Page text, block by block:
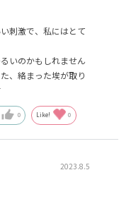
刺激で、私にはとて
いのかもしれません
、絡まった埃が取り
0 Like! 0
2023.8.5